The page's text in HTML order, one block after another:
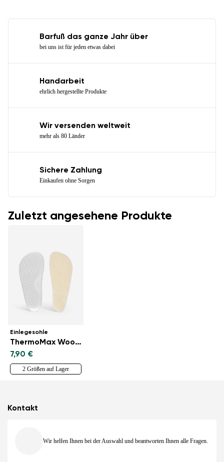
Barfuß das ganze Jahr über
bei uns ist für jeden etwas dabei
Handarbeit
ehrlich hergestellte Produkte
Wir versenden weltweit
mehr als 80 Länder
Sichere Zahlung
Einkaufen ohne Sorgen
Zuletzt angesehene Produkte
Einlegesohle
ThermoMax Wool für KidsComfort Außensohle
7,90 €
2 Größen auf Lager
Kontakt
Wir helfen Ihnen bei der Auswahl und beantworten Ihnen alle Fragen.